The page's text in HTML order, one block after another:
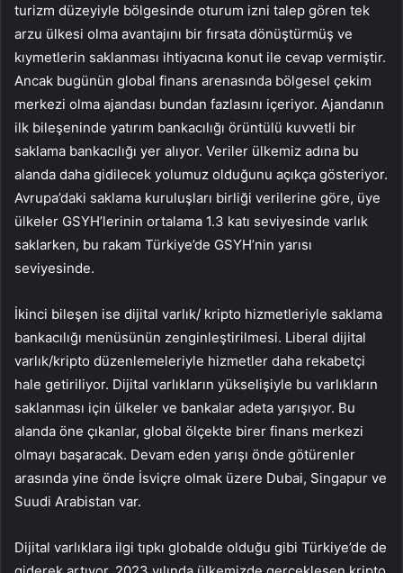
turizm düzeyiyle bölgesinde oturum izni talep gören tek
arzu ülkesi olma avantajını bir fırsata dönüştürmüş ve
kıymetlerin saklanması ihtiyacına konut ile cevap vermiştir.
Ancak bugünün global finans arenasında bölgesel çekim
merkezi olma ajandası bundan fazlasını içeriyor. Ajandanın
ilk bileşeninde yatırım bankacılığı örüntülü kuvvetli bir
saklama bankacılığı yer alıyor. Veriler ülkemiz adına bu
alanda daha gidilecek yolumuz olduğunu açıkça gösteriyor.
Avrupa’daki saklama kuruluşları birliği verilerine göre, üye
ülkeler GSYH’lerinin ortalama 1.3 katı seviyesinde varlık
saklarken, bu rakam Türkiye’de GSYH’nin yarısı
seviyesinde.
İkinci bileşen ise dijital varlık/ kripto hizmetleriyle saklama
bankacılığı menüsünün zenginleştirilmesi. Liberal dijital
varlık/kripto düzenlemeleriyle hizmetler daha rekabetçi
hale getiriliyor. Dijital varlıkların yükselişiyle bu varlıkların
saklanması için ülkeler ve bankalar adeta yarışıyor. Bu
alanda öne çıkanlar, global ölçekte birer finans merkezi
olmayı başaracak. Devam eden yarışı önde götürenler
arasında yine önde İsviçre olmak üzere Dubai, Singapur ve
Suudi Arabistan var.
Dijital varlıklara ilgi tıpkı globalde olduğu gibi Türkiye’de de